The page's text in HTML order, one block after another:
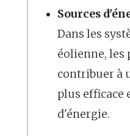
Sources
Dans les
éolienne, les
contribuer à
plus efficace
d'énergie.